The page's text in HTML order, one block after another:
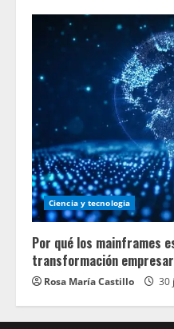
Ciencia y tecnologia
Por qué los mainframes
transformación
Rosa María Castillo 30